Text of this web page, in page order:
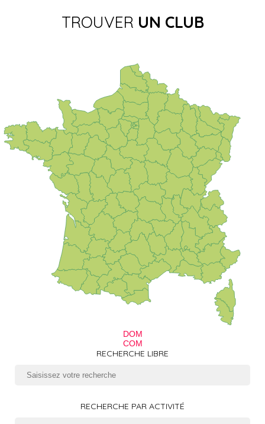
TROUVER UN CLUB
DOM
COM
RECHERCHE LIBRE
RECHERCHE PAR ACTIVITÉ